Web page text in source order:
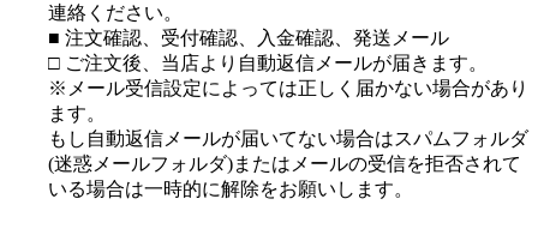
連絡ください。
■ 注文確認、受付確認、入金確認、発送メール
□ ご注文後、当店より自動返信メールが届きます。
※メール受信設定によっては正しく届かない場合があり
ます。
もし自動返信メールが届いてない場合はスパムフォルダ
(迷惑メールフォルダ)またはメールの受信を拒否されて
いる場合は一時的に解除をお願いします。